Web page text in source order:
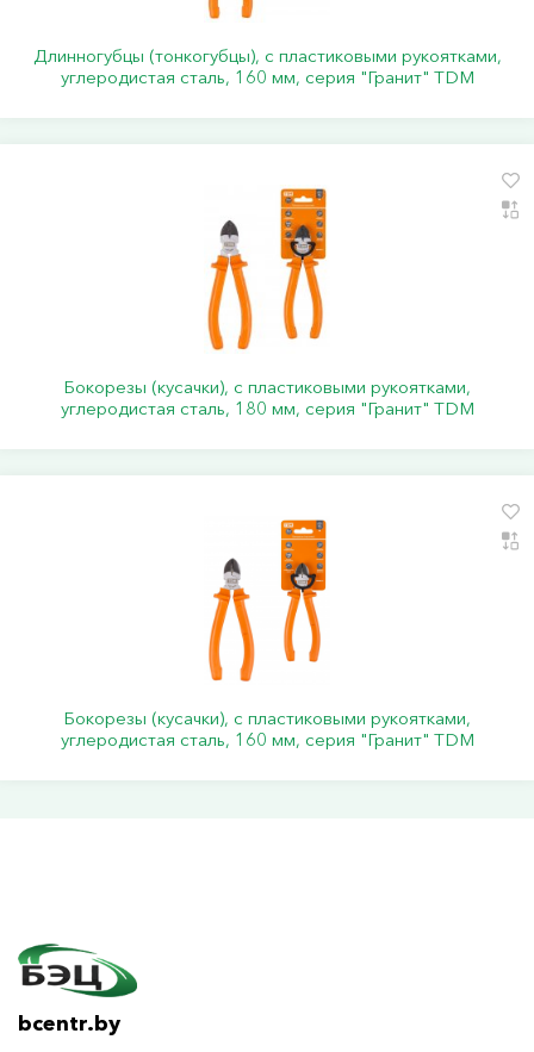
Длинногубцы (тонкогубцы), с пластиковыми рукоятками,
углеродистая сталь, 160 мм, серия "Гранит" TDM
Бокорезы (кусачки), с пластиковыми рукоятками,
углеродистая сталь, 180 мм, серия "Гранит" TDM
Бокорезы (кусачки), с пластиковыми рукоятками,
углеродистая сталь, 160 мм, серия "Гранит" TDM
bcentr.by